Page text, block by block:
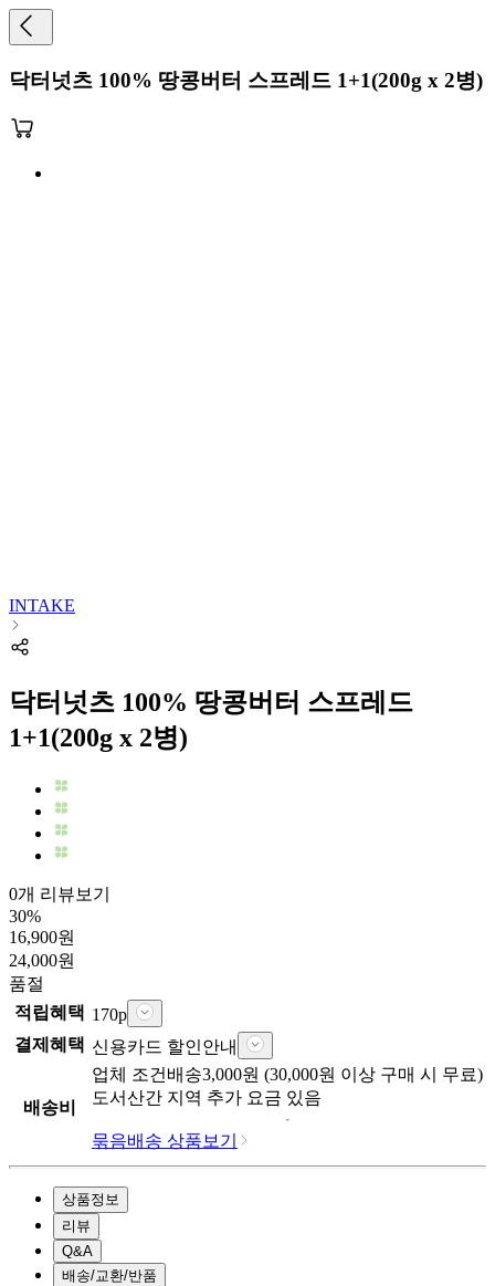
닥터넛츠 100% 땅콩버터 스프레드 1+1(200g x 2병)
INTAKE
닥터넛츠 100% 땅콩버터 스프레드
1+1(200g x 2병)
0개 리뷰보기
30%
16,900원
24,000원
품절
적립혜택 170p
결제혜택 신용카드 할인안내
배송비
업체 조건배송3,000원 (30,000원 이상 구매 시 무료)
도서산간 지역 추가 요금 있음
묶음배송 상품보기
상품정보
리뷰
Q&A
배송/교환/반품